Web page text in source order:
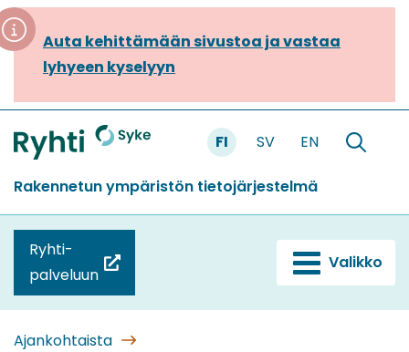
Siirry
sisältöönAuta kehittämään sivustoa ja vastaa
lyhyeen kyselyyn
Etusivu
FI SV EN
Hae
Rakennetun ympäristön tietojärjestelmä
Ryhti-
palveluun
(siirryt
toiseen
Valikko
Ajankohtaista